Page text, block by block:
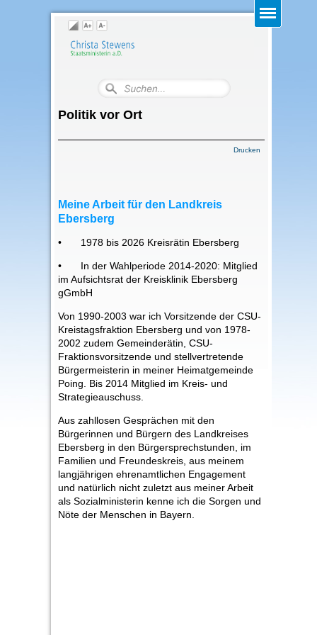
Politik vor Ort
Drucken
Meine Arbeit für den Landkreis
Ebersberg
• 1978 bis 2026 Kreisrätin Ebersberg
•
In der Wahlperiode 2014-2020: Mitglied
im Aufsichtsrat der Kreisklinik Ebersberg
gGmbH
Von 1990-2003 war ich Vorsitzende der CSU-
Kreistagsfraktion Ebersberg und von 1978-
2002 zudem Gemeinderätin, CSU-
Fraktionsvorsitzende und stellvertretende
Bürgermeisterin in meiner Heimatgemeinde
Poing. Bis 2014 Mitglied im Kreis- und
Strategieauschuss.
Aus zahllosen Gesprächen mit den
Bürgerinnen und Bürgern des Landkreises
Ebersberg in den Bürgersprechstunden, im
Familien und Freundeskreis, aus meinem
langjährigen ehrenamtlichen Engagement
und natürlich nicht zuletzt aus meiner Arbeit
als Sozialministerin kenne ich die Sorgen und
Nöte der Menschen in Bayern.